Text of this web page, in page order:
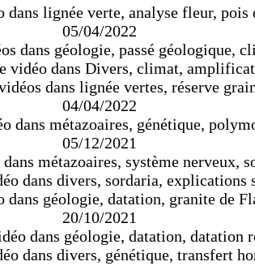
dans lignée verte, analyse fleur, pois
05/04/2022
dans géologie, passé géologique,
vidéo dans Divers, climat,
dans lignée vertes, réserve
04/04/2022
dans métazoaires, génétique,
05/12/2021
métazoaires, système nerveux,
dans divers, sordaria, explications
dans géologie, datation, granite de
20/10/2021
dans géologie, datation, datation
dans divers, génétique, transfert